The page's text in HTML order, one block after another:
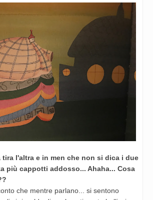
tira l'altra e in men che non si dica i due
più cappotti addosso... Ahaha... Cosa
che mentre parlano... si sentono